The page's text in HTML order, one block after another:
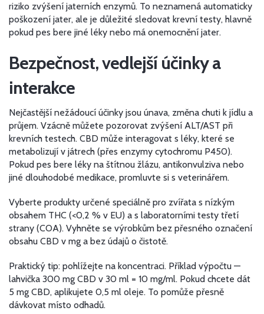
riziko zvýšení jaterních enzymů. To neznamená automaticky
poškození jater, ale je důležité sledovat krevní testy, hlavně
pokud pes bere jiné léky nebo má onemocnění jater.
Bezpečnost, vedlejší účinky a
interakce
Nejčastější nežádoucí účinky jsou únava, změna chuti k jídlu a
průjem. Vzácně můžete pozorovat zvýšení ALT/AST při
krevních testech. CBD může interagovat s léky, které se
metabolizují v játrech (přes enzymy cytochromu P450).
Pokud pes bere léky na štítnou žlázu, antikonvulziva nebo
jiné dlouhodobé medikace, promluvte si s veterinářem.
Vyberte produkty určené speciálně pro zvířata s nízkým
obsahem THC (<0,2 % v EU) a s laboratorními testy třetí
strany (COA). Vyhněte se výrobkům bez přesného označení
obsahu CBD v mg a bez údajů o čistotě.
Praktický tip: pohlížejte na koncentraci. Příklad výpočtu —
lahvička 300 mg CBD v 30 ml = 10 mg/ml. Pokud chcete dát
5 mg CBD, aplikujete 0,5 ml oleje. To pomůže přesně
dávkovat místo odhadů.